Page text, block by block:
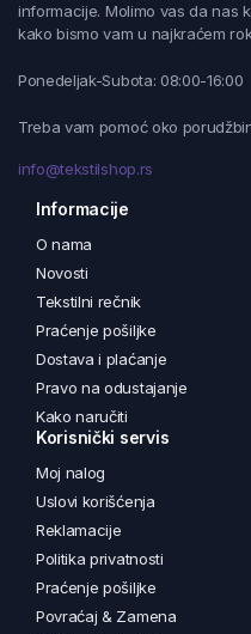
informacije. Molimo vas da nas
kako bismo vam u najkraćem
Ponedeljak-Subota: 08:00-16:00
Treba vam pomoć oko
info@tekstilshop.rs
Informacije
O nama
Novosti
Tekstilni rečnik
Praćenje pošiljke
Dostava i plaćanje
Pravo na odustajanje
Kako naručiti
Korisnički servis
Moj nalog
Uslovi korišćenja
Reklamacije
Politika privatnosti
Praćenje pošiljke
Povraćaj & Zamena